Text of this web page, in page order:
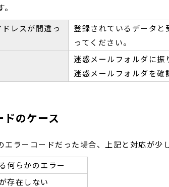
レスが間違っ
登録されているデータ
ってください。
迷惑メールフォルダに振
迷惑メールフォルダを確
のケース
ラーコードだった場合、上記と対応が少
何らかのエラー
存在しない